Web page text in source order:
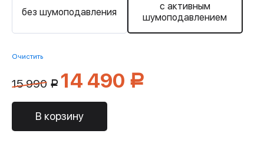
без шумоподавления
с активным
шумоподавлением
Очистить
15 990 Р 14 490 Р
В корзину